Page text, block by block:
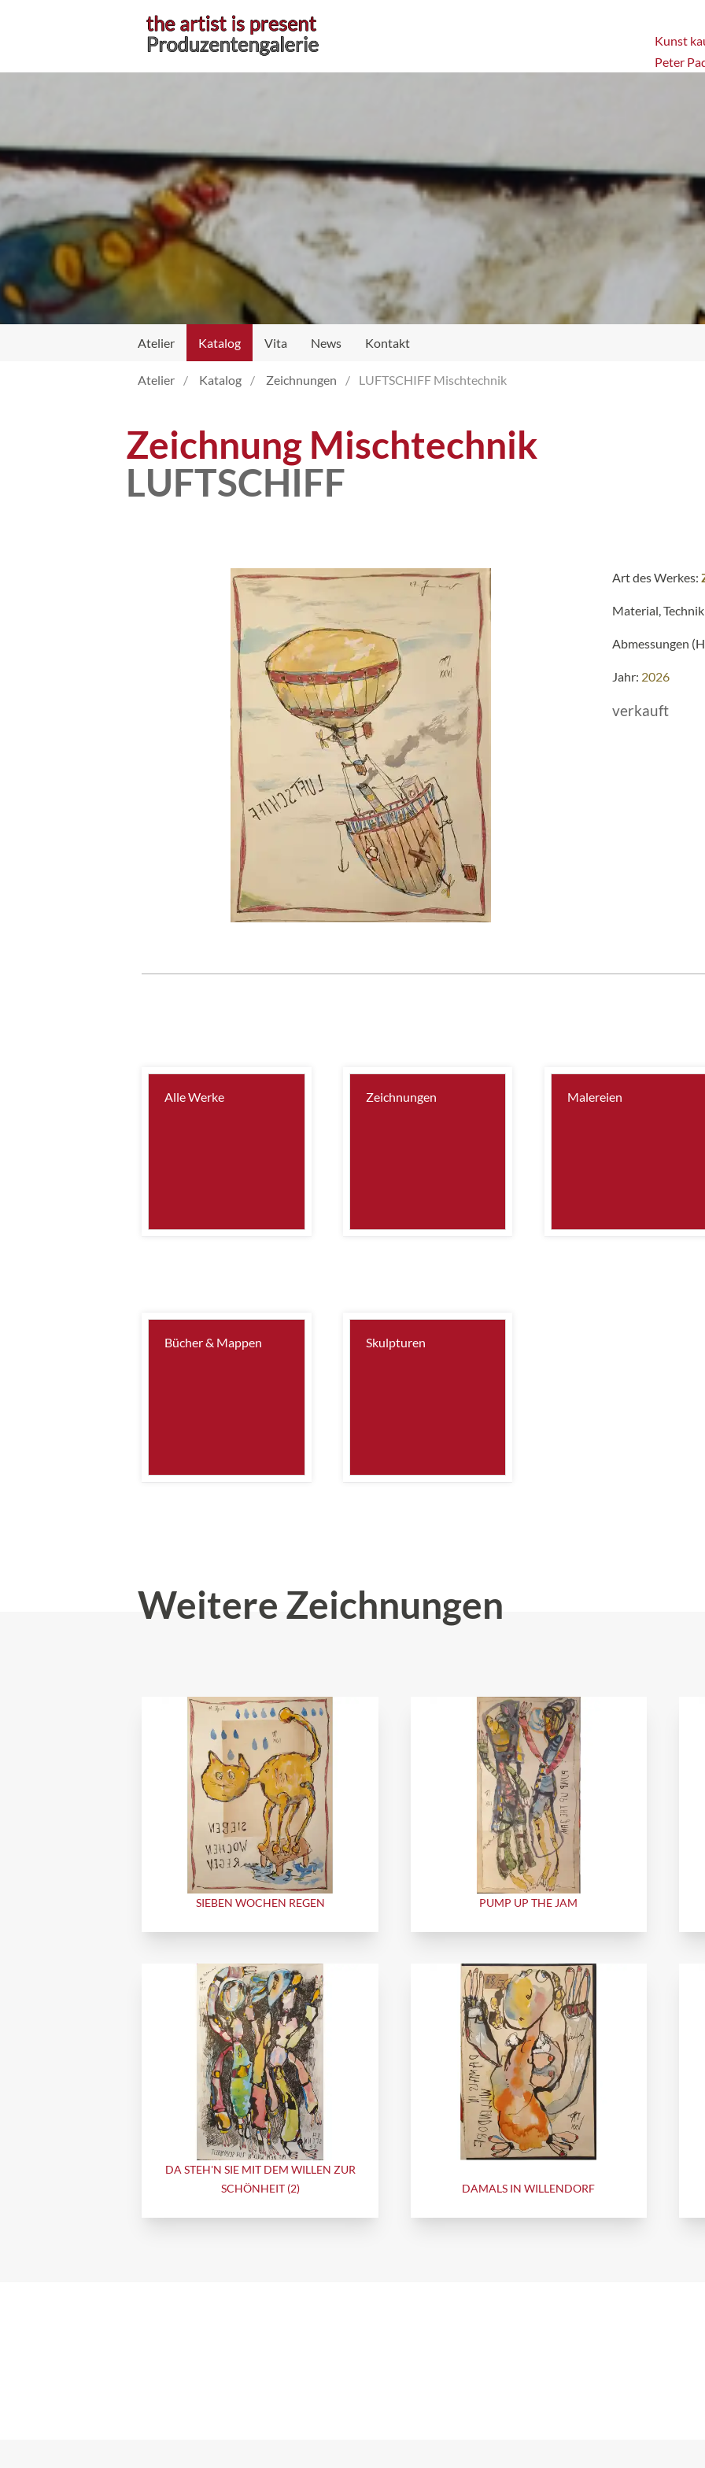
Kunst
Peter
Atelier Katalog Vita News Kontakt
Atelier
Atelier Katalog Zeichnungen LUFTSCHIFF Mischtechnik
Zeichnung Mischtechnik
LUFTSCHIFF
Art des Werkes:
Material,
Abmessungen
Jahr: 2026
verkauft
Alle Werke Zeichnungen Malereien
Bücher & Mappen Skulpturen
Weitere Zeichnungen
SIEBEN WOCHEN REGEN PUMP UP THE JAM
DA STEH'N SIE MIT DEM WILLEN ZUR
SCHÖNHEIT (2)
DAMALS IN WILLENDORF